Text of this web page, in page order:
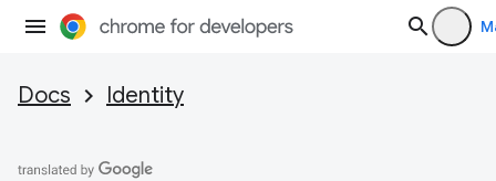
Docs Identity